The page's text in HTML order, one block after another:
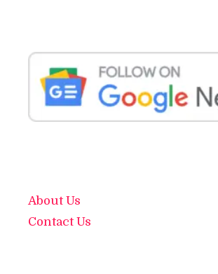
About Us
Contact Us